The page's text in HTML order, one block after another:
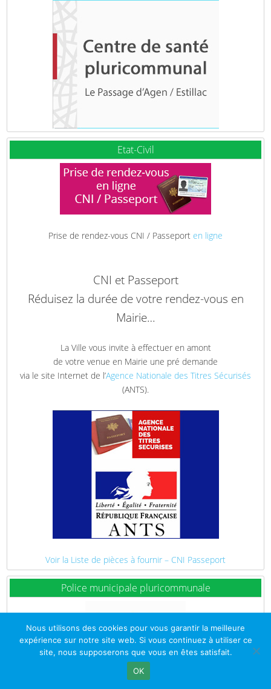
Etat-Civil
Prise de rendez-vous CNI / Passeport en ligne
CNI et Passeport
Réduisez la durée de votre rendez-vous en
Mairie…
La Ville vous invite à effectuer en amont
de votre venue en Mairie une pré demande
via le site Internet de l’Agence Nationale des Titres Sécurisés
(ANTS).
Voir la Liste de pièces à fournir – CNI Passeport
Police municipale pluricommunale
Nous utilisons des cookies pour vous garantir la meilleure
expérience sur notre site web. Si vous continuez à utiliser ce
site, nous supposerons que vous en êtes satisfait.
OK